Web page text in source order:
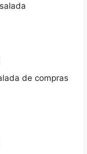
de compras